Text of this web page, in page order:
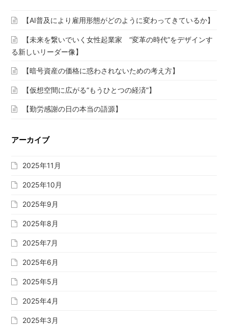
【AI普及により雇用形態がどのように変わってきているか】
【未来を繋いでいく女性起業家 “変革の時代”をデザインす
る新しいリーダー像】
【暗号資産の価格に惑わされないための考え方】
【仮想空間に広がる“もうひとつの経済”】
【勤労感謝の日の本当の語源】
アーカイブ
2025年11月
2025年10月
2025年9月
2025年8月
2025年7月
2025年6月
2025年5月
2025年4月
2025年3月